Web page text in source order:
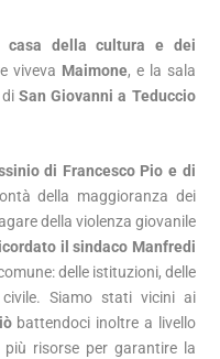
casa della cultura e dei
viveva Maimone, e la sala
di San Giovanni a Teduccio
di Francesco Pio e di
della maggioranza dei
della violenza giovanile
il sindaco Manfredi
delle istituzioni, delle
Siamo stati vicini ai
battendoci inoltre a livello
risorse per garantire la